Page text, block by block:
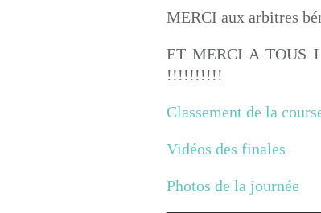
MERCI aux arbitres
ET MERCI A TOUS
!!!!!!!!!!
Classement de la
Vidéos des finales
Photos de la journée